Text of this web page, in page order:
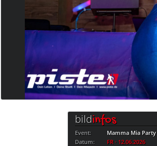
bildinfos
Event:
Mamma Mia Party
Datum:
FR · 12.06.2026